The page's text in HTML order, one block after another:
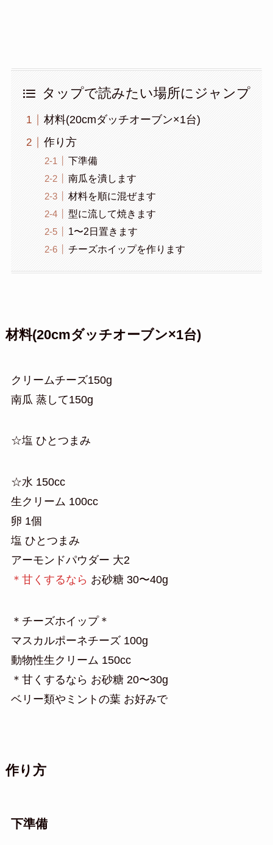
タップで読みたい場所にジャンプ
材料(20cmダッチオーブン×1台)
作り方
下準備
南瓜を潰します
材料を順に混ぜます
型に流して焼きます
1〜2日置きます
チーズホイップを作ります
材料(20cmダッチオーブン×1台)
クリームチーズ150g
南瓜 蒸して150g
☆塩 ひとつまみ
☆水 150cc
生クリーム 100cc
卵 1個
塩 ひとつまみ
アーモンドパウダー 大2
＊甘くするなら お砂糖 30〜40g
＊チーズホイップ＊
マスカルポーネチーズ 100g
動物性生クリーム 150cc
＊甘くするなら お砂糖 20〜30g
ベリー類やミントの葉 お好みで
作り方
下準備